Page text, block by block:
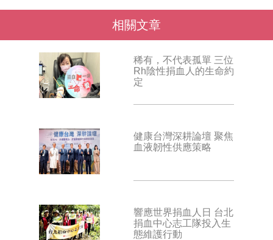
相關文章
稀有，不代表孤單 三位
Rh陰性捐血人的生命約
定
健康台灣深耕論壇 聚焦
血液韌性供應策略
響應世界捐血人日 台北
捐血中心志工隊投入生
態維護行動